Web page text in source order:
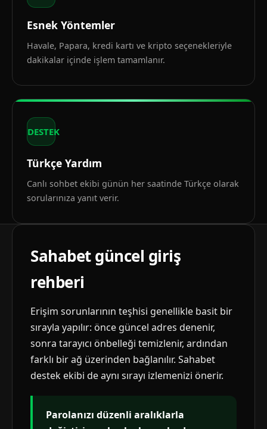
Esnek Yöntemler
Havale, Papara, kredi kartı ve kripto seçenekleriyle
dakikalar içinde işlem tamamlanır.
DESTEK
Türkçe Yardım
Canlı sohbet ekibi günün her saatinde Türkçe olarak
sorularınıza yanıt verir.
Sahabet güncel giriş
rehberi
Erişim sorunlarının teşhisi genellikle basit bir
sırayla yapılır: önce güncel adres denenir,
sonra tarayıcı önbelleği temizlenir, ardından
farklı bir ağ üzerinden bağlanılır. Sahabet
destek ekibi de aynı sırayı izlemenizi önerir.
Parolanızı düzenli aralıklarla